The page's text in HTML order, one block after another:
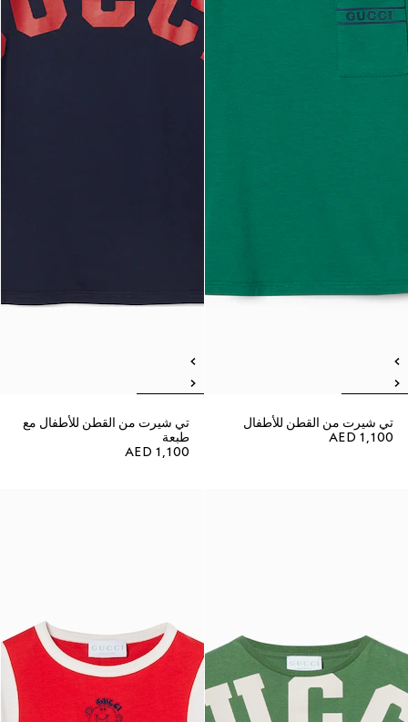
تي شيرت من القطن للأطفال
AED 1,100
تي شيرت من القطن للأطفال مع
طبعة
AED 1,100